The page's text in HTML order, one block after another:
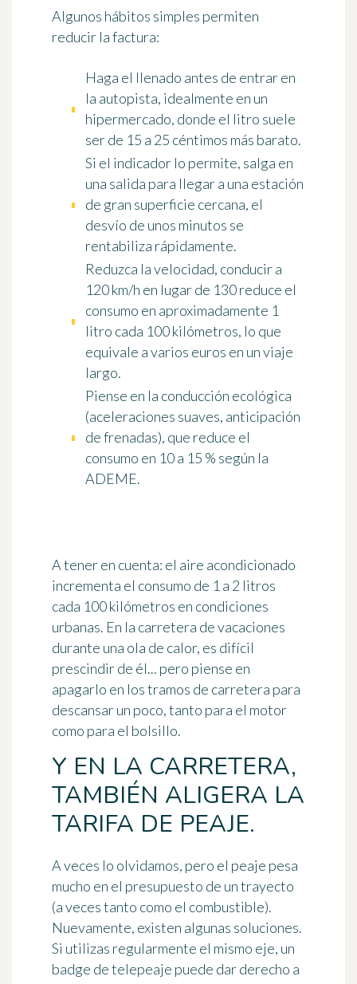
Algunos hábitos simples permiten
reducir la factura:
Haga el llenado antes de entrar en
la autopista, idealmente en un
hipermercado, donde el litro suele
ser de 15 a 25 céntimos más barato.
Si el indicador lo permite, salga en
una salida para llegar a una estación
de gran superficie cercana, el
desvío de unos minutos se
rentabiliza rápidamente.
Reduzca la velocidad, conducir a
120 km/h en lugar de 130reduce el
consumo en aproximadamente 1
litro cada 100 kilómetros, lo que
equivale a varios euros en un viaje
largo.
Piense en la conducción ecológica
(aceleraciones suaves, anticipación
de frenadas), que reduce el
consumo en 10 a 15 % según la
ADEME.
A tener en cuenta: el aire acondicionado
incrementa el consumo de 1 a 2 litros
cada 100 kilómetros en condiciones
urbanas. En la carretera de vacaciones
durante una ola de calor, es difícil
prescindir de él... pero piense en
apagarlo en los tramos de carretera para
descansar un poco, tanto para el motor
como para el bolsillo.
Y EN LA CARRETERA,
TAMBIÉN ALIGERA LA
TARIFA DE PEAJE.
A veces lo olvidamos, pero el peaje pesa
mucho en el presupuesto de un trayecto
(a veces tanto como el combustible).
Nuevamente, existen algunas soluciones.
Si utilizas regularmente el mismo eje, un
badge de telepeaje puede dar derecho a